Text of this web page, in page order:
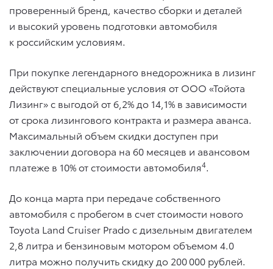
проверенный бренд, качество сборки и деталей
и высокий уровень подготовки автомобиля
к российским условиям.
При покупке легендарного внедорожника в лизинг
действуют специальные условия от ООО «Тойота
Лизинг» с выгодой от 6,2% до 14,1% в зависимости
от срока лизингового контракта и размера аванса.
Максимальный объем скидки доступен при
заключении договора на 60 месяцев и авансовом
платеже в 10% от стоимости автомобиля4.
До конца марта при передаче собственного
автомобиля с пробегом в счет стоимости нового
Toyota Land Cruiser Prado с дизельным двигателем
2,8 литра и бензиновым мотором объемом 4.0
литра можно получить скидку до 200 000 рублей.